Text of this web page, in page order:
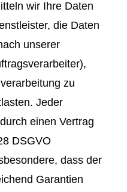
wir Ihre Daten
die Daten
unserer
zu
Jeder
einen Vertrag
DSGVO
dass der
Garantien